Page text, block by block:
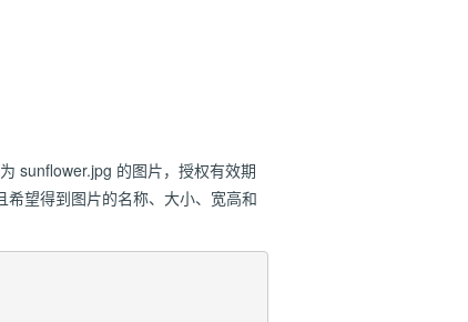
sunflower.jpg 的图片，授权有效期
望得到图片的名称、大小、宽高和